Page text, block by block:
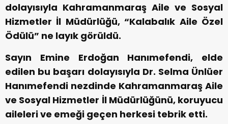
dolayısıyla Kahramanmaraş Aile ve Sosyal
Hizmetler İl Müdürlüğü, “Kalabalık Aile Özel
Ödülü” ne layık görüldü.
Sayın Emine Erdoğan Hanımefendi, elde
edilen bu başarı dolayısıyla Dr. Selma Ünlüer
Hanımefendi nezdinde Kahramanmaraş Aile
ve Sosyal Hizmetler İl Müdürlüğünü, koruyucu
aileleri ve emeği geçen herkesi tebrik etti.